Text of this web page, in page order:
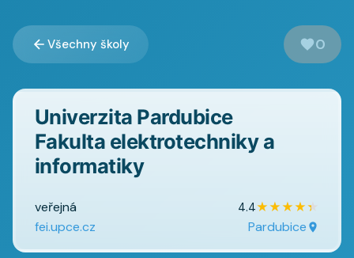
Všechny školy 0
Univerzita Pardubice
Fakulta elektrotechniky a
informatiky
veřejná 4.4★★★★★
fei.upce.cz Pardubice